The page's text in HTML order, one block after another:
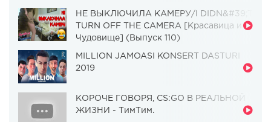
НЕ ВЫКЛЮЧИЛА КАМЕРУ/I DIDN&#39;T
TURN OFF THE CAMERA [Красавица и
Чудовище] (Выпуск 110)
MILLION JAMOASI KONSERT DASTURI
2019
КОРОЧЕ ГОВОРЯ, CS:GO В РЕАЛЬНОЙ
ЖИЗНИ - ТимТим.